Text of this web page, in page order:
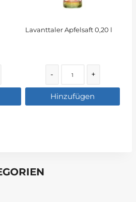
Lavanttaler Apfelsaft 0,20 l
- +
Hinzufügen